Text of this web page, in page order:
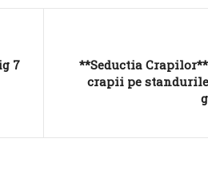
7
**Seductia
crapii pe